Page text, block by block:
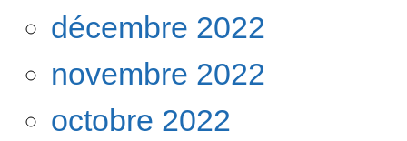
décembre 2022
novembre 2022
octobre 2022